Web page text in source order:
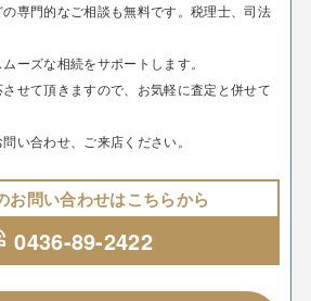
専門的なご相談も無料です。税理士、司法
ーズな相続をサポートします。
せて頂きますので、お気軽に査定と併せて
い合わせ、ご来店ください。
お問い合わせはこちらから
0436-89-2422